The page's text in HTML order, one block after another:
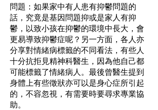
問題：如果家中有人患有抑鬱問題的
話，究竟是基因問題抑或是家人有抑
鬱，以致小孩在抑鬱的環境中長大，會
更易導致抑鬱症呢？另一方面，各人亦
分享對情緒病標籤的不同看法，有些人
十分抗拒見精神科醫生，因為他自己都
可能標籤了情緒病人。最後曾醫生提到
身體上有些徵狀亦可以是身心症所引起
的，不容忽視，有需要時要尋求專業協
助。